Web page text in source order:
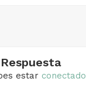
estar conectado